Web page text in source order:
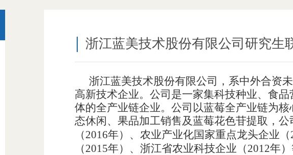
浙江蓝美技术股份有限公司研究生
浙江蓝美技术股份有限公司，系中外合资
高新技术企业。公司是一家集科技种业、食
体的全产业链企业。公司以蓝莓全产业链为
态休闲、果品加工销售及蓝莓花色苷提取， 公
（2016年）、农业产业化国家重点龙头企业
（2015年）、浙江省农业科技企业（2012年